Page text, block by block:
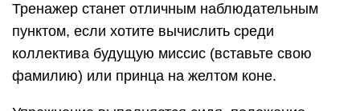
Тренажер станет отличным наблюдательным
пунктом, если хотите вычислить среди
коллектива будущую миссис (вставьте свою
фамилию) или принца на желтом коне.